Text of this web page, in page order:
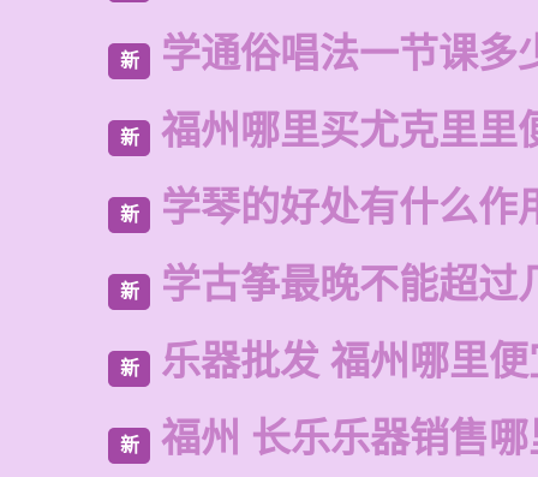
新 学通俗唱法一节课多
新 福州哪里买尤克里里
新 学琴的好处有什么作
新 学古筝最晚不能超过
新 乐器批发 福州哪里
新 福州 长乐乐器销售